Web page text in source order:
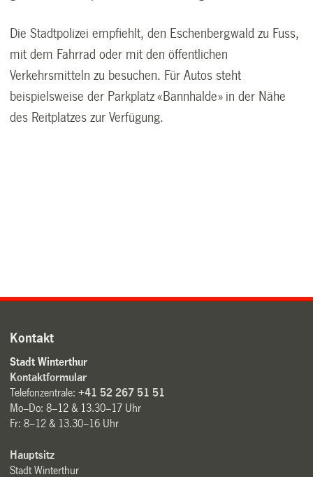
Die Stadtpolizei empfiehlt, den Eschenbergwald zu Fuss,
mit dem Fahrrad oder mit den öffentlichen
Verkehrsmitteln zu besuchen. Für Autos steht
beispielsweise der Parkplatz «Bannhalde» in der Nähe
des Reitplatzes zur Verfügung.
Kontakt
Stadt Winterthur
Kontaktformular
Telefonzentrale:+41 52 267 51 51
Mo–Do: 8–12 & 13.30–17 Uhr
Fr: 8–12 & 13.30–16 Uhr
Hauptsitz
Stadt Winterthur